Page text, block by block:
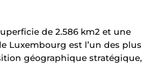
de 2.586 km2 et une
Luxembourg est l’un des plus
géographique stratégique,